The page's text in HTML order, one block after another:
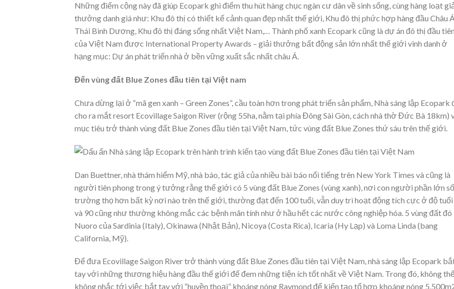
Những điểm cộng này đã giúp Ecopark ghi điểm thu hút hàng chục ngàn cư dân về sinh sống, cùng hàng loạt
thưởng danh giá như: Khu đô thị có thiết kế cảnh quan đẹp nhất thế giới, Khu đô thị phức hợp hàng đầu Châu
Thái Bình Dương, Khu đô thị đáng sống nhất Việt Nam,… Thành phố xanh Ecopark cũng là dự án đô thị đầu tiên
của Việt Nam được International Property Awards – giải thưởng bất động sản lớn nhất thế giới vinh danh ở
hạng mục: Dự án phát triển nhà ở bền vững xuất sắc nhất châu Á.
Đến vùng đất Blue Zones đầu tiên tại Việt nam
Chưa dừng lại ở “mã gen xanh – Green Zones”, cầu toàn hơn trong phát triển sản phẩm, Nhà sáng lập Ecopark
cho ra mắt resort Ecovillage Saigon River (rộng 55ha, nằm tại phía Đông Sài Gòn, cách nhà thờ Đức Bà 18km)
mục tiêu trở thành vùng đất Blue Zones đầu tiên tại Việt Nam, tức vùng đất Blue Zones thứ sáu trên thế giới.
Dan Buettner, nhà thám hiểm Mỹ, nhà báo, tác giả của nhiều bài báo nổi tiếng trên New York Times và cũng là
người tiên phong trong ý tưởng rằng thế giới có 5 vùng đất Blue Zones (vùng xanh), nơi con người phần lớn
trường thọ hơn bất kỳ nơi nào trên thế giới, thường đạt đến 100 tuổi, vẫn duy trì hoạt động tích cực ở độ
và 90 cũng như thường không mắc các bệnh mãn tính như ở hầu hết các nước công nghiệp hóa. 5 vùng đất đó
Nuoro của Sardinia (Italy), Okinawa (Nhật Bản), Nicoya (Costa Rica), Icaria (Hy Lạp) và Loma Linda (bang
California, Mỹ).
Để đưa Ecovillage Saigon River trở thành vùng đất Blue Zones đầu tiên tại Việt Nam, nhà sáng lập Ecopark
tay với những thương hiệu hàng đầu thế giới để đem những tiện ích tốt nhất về Việt Nam. Trong đó, không thể
không nhắc tới việc bắt tay với “huyền thoại” khoáng nóng Raymond để kiến tạo tổ hợp khoáng nóng